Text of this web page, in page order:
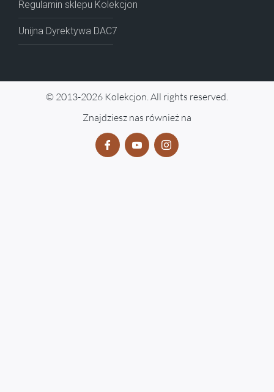
Regulamin sklepu Kolekcjon
Unijna Dyrektywa DAC7
© 2013-2026 Kolekcjon. All rights reserved.
Znajdziesz nas również na